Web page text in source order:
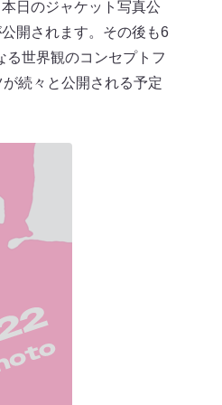
日のジャケット写真公
開されます。その後も6
る世界観のコンセプトフ
続々と公開される予定